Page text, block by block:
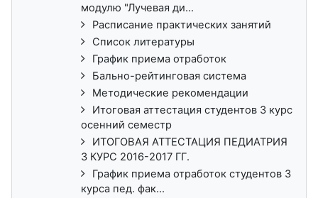
модулю "Лучевая ди...
Расписание практических занятий
Список литературы
График приема отработок
Бально-рейтинговая система
Методические рекомендации
Итоговая аттестация студентов 3 курс
осенний семестр
ИТОГОВАЯ АТТЕСТАЦИЯ ПЕДИАТРИЯ
3 КУРС 2016-2017 ГГ.
График приема отработок студентов 3
курса пед. фак...